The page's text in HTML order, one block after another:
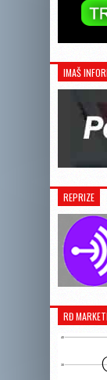
IMAŠ
REPRIZE
RĐ